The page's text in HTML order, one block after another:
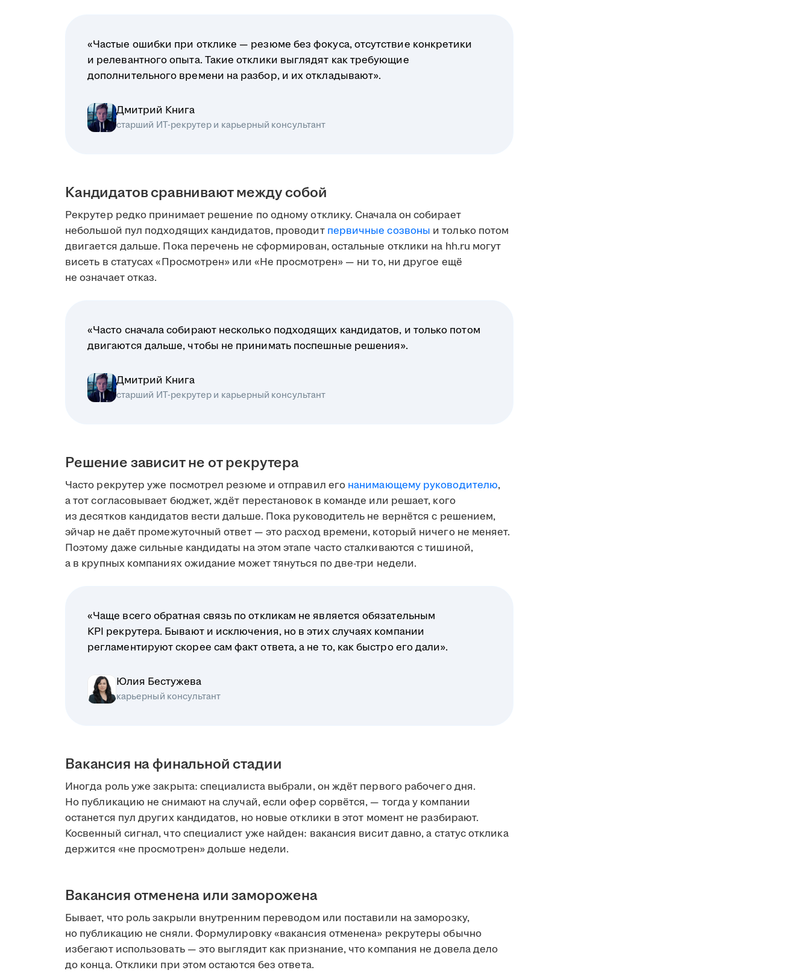
«Частые ошибки при отклике — резюме без фокуса, отсутствие конкретики
и релевантного опыта. Такие отклики выглядят как требующие
дополнительного времени на разбор, и их откладывают».
Дмитрий Книга
старший ИТ-рекрутер и карьерный консультант
Кандидатов сравнивают между собой
Рекрутер редко принимает решение по одному отклику. Сначала он собирает
небольшой пул подходящих кандидатов, проводит первичные созвоны и только потом
двигается дальше. Пока перечень не сформирован, остальные отклики на hh.ru могут
висеть в статусах «Просмотрен» или «Не просмотрен» — ни то, ни другое ещё
не означает отказ.
«Часто сначала собирают несколько подходящих кандидатов, и только потом
двигаются дальше, чтобы не принимать поспешные решения».
Дмитрий Книга
старший ИТ-рекрутер и карьерный консультант
Решение зависит не от рекрутера
Часто рекрутер уже посмотрел резюме и отправил его нанимающему руководителю,
а тот согласовывает бюджет, ждёт перестановок в команде или решает, кого
из десятков кандидатов вести дальше. Пока руководитель не вернётся с решением,
эйчар не даёт промежуточный ответ — это расход времени, который ничего не меняет.
Поэтому даже сильные кандидаты на этом этапе часто сталкиваются с тишиной,
а в крупных компаниях ожидание может тянуться по две-три недели.
«Чаще всего обратная связь по откликам не является обязательным
KPI рекрутера. Бывают и исключения, но в этих случаях компании
регламентируют скорее сам факт ответа, а не то, как быстро его дали».
Юлия Бестужева
карьерный консультант
Вакансия на финальной стадии
Иногда роль уже закрыта: специалиста выбрали, он ждёт первого рабочего дня.
Но публикацию не снимают на случай, если офер сорвётся, — тогда у компании
останется пул других кандидатов, но новые отклики в этот момент не разбирают.
Косвенный сигнал, что специалист уже найден: вакансия висит давно, а статус отклика
держится «не просмотрен» дольше недели.
Вакансия отменена или заморожена
Бывает, что роль закрыли внутренним переводом или поставили на заморозку,
но публикацию не сняли. Формулировку «вакансия отменена» рекрутеры обычно
избегают использовать — это выглядит как признание, что компания не довела дело
до конца. Отклики при этом остаются без ответа.